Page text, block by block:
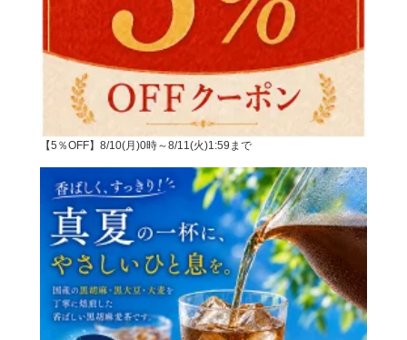
【5％OFF】8/10(月)0時～8/11(火)1:59まで